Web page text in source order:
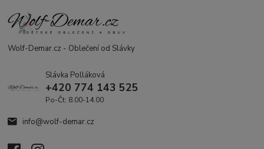
Wolf-Demar.cz - Oblečení od Slávky
Slávka Polláková
+420 774 143 525
Po-Čt: 8.00-14.00
info@wolf-demar.cz